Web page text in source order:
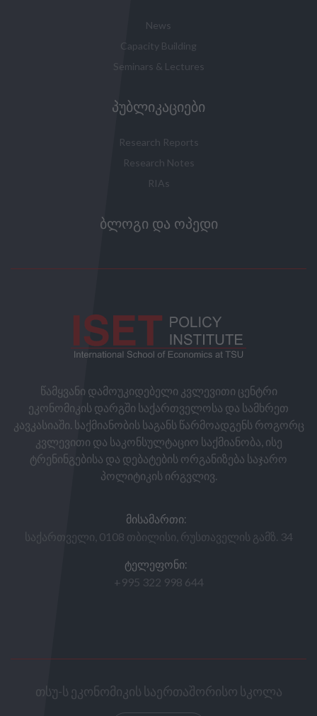
News
Capacity Building
Seminars & Lectures
ᲞᲣᲑᲚᲘᲙᲐᲪᲘᲔᲑᲘ
Research Reports
Research Notes
RIAs
ᲑᲚᲝᲒᲘ ᲓᲐ ᲝᲞᲔᲓᲘ
წამყვანი დამოუკიდებელი კვლევითი ცენტრი
ეკონომიკის დარგში საქართველოსა და სამხრეთ
კავკასიაში. საქმიანობის საგანს წარმოადგენს როგორც
კვლევითი და საკონსულტაციო საქმიანობა, ისე
ტრენინგებისა და დებატების ორგანიზება საჯარო
პოლიტიკის ირგვლივ.
ᲛᲘᲡᲐᲛᲐᲠᲗᲘ:
საქართველი, 0108 თბილისი, რუსთაველის გამზ. 34
ᲢᲔᲚᲔᲤᲝᲜᲘ:
+995 322 998 644
თსუ-ს ეკონომიკის საერთაშორისო სკოლა